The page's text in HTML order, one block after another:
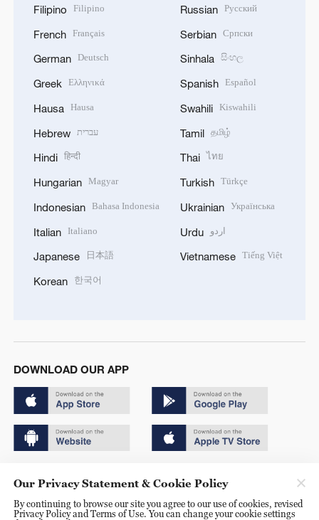
Filipino Filipino
French Français
German Deutsch
Greek Ελληνικά
Hausa Hausa
Hebrew עברית
Hindi हिन्दी
Hungarian Magyar
Indonesian Bahasa Indonesia
Italian Italiano
Japanese 日本語
Korean 한국어
Russian Русский
Serbian Српски
Sinhala සිංහල
Spanish Español
Swahili Kiswahili
Tamil தமிழ்
Thai ไทย
Turkish Türkçe
Ukrainian Українська
Urdu اردو
Vietnamese Tiếng Việt
DOWNLOAD OUR APP
京ICP备20000184号
Our Privacy Statement & Cookie Policy
By continuing to browse our site you agree to our use of cookies, revised
Privacy Policy and Terms of Use. You can change your cookie settings